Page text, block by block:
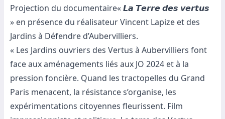
Projection du documentaire« 𝙇𝙖 𝙏𝙚𝙧𝙧𝙚 𝙙𝙚𝙨 𝙫𝙚𝙧𝙩𝙪𝙨
» en présence du réalisateur Vincent Lapize et des
Jardins à Défendre d’Aubervilliers.
« Les Jardins ouvriers des Vertus à Aubervilliers font
face aux aménagements liés aux JO 2024 et à la
pression foncière. Quand les tractopelles du Grand
Paris menacent, la résistance s’organise, les
expérimentations citoyennes fleurissent. Film